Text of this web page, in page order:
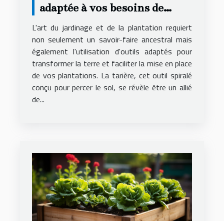
adaptée à vos besoins de
jardinage et de plantation
L'art du jardinage et de la plantation requiert
non seulement un savoir-faire ancestral mais
également l'utilisation d'outils adaptés pour
transformer la terre et faciliter la mise en place
de vos plantations. La tarière, cet outil spiralé
conçu pour percer le sol, se révèle être un allié
de...